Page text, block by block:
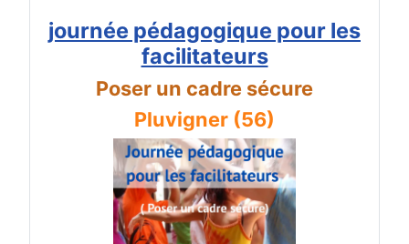
journée pédagogique pour les
facilitateurs
Poser un cadre sécure
Pluvigner (56)